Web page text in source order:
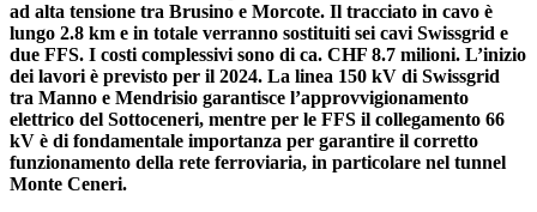
ad alta tensione tra Brusino e Morcote. Il tracciato in cavo è
lungo 2.8 km e in totale verranno sostituiti sei cavi Swissgrid e
due FFS. I costi complessivi sono di ca. CHF 8.7 milioni. L’inizio
dei lavori è previsto per il 2024. La linea 150 kV di Swissgrid
tra Manno e Mendrisio garantisce l’approvvigionamento
elettrico del Sottoceneri, mentre per le FFS il collegamento 66
kV è di fondamentale importanza per garantire il corretto
funzionamento della rete ferroviaria, in particolare nel tunnel
Monte Ceneri.